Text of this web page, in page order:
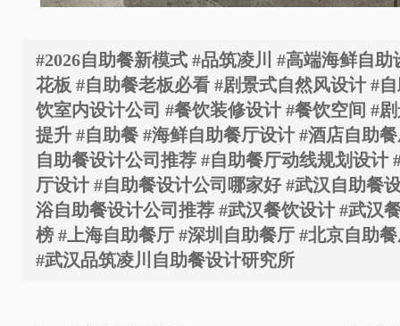
#2026自助餐新模式 #品筑凌川 #高端海鲜自
花板 #自助餐老板必看 #剧景式自然风设计 #
饮室内设计公司 #餐饮装修设计 #餐饮空间 #
提升 #自助餐 #海鲜自助餐厅设计 #酒店自助
自助餐设计公司推荐 #自助餐厅动线规划设计
厅设计 #自助餐设计公司哪家好 #武汉自助餐
浴自助餐设计公司推荐 #武汉餐饮设计 #武汉
榜 #上海自助餐厅 #深圳自助餐厅 #北京自助
#武汉品筑凌川自助餐设计研究所